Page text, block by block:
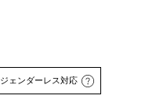
ジェンダーレス対応